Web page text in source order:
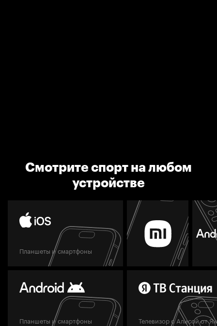
Смотрите спорт на любом
устройстве
Планшеты и смартфоны
Планшеты и смартфоны Телевизор с Алисой от